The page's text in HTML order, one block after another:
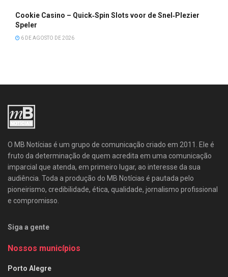
Cookie Casino – Quick‑Spin Slots voor de Snel‑Plezier
Speler
6 DE AGOSTO DE 2026
O MB Notícias é um grupo de comunicação criado em 2011. Ele é
fruto da determinação de quem acredita em uma comunicação
imparcial que atenda, em primeiro lugar, ao interesse da sua
audiência. Toda a produção do MB Notícias é pautada pelo
pioneirismo, credibilidade, ética, qualidade, jornalismo profissional
e compromisso.
Siga a gente
Nossos municípios
Porto Alegre